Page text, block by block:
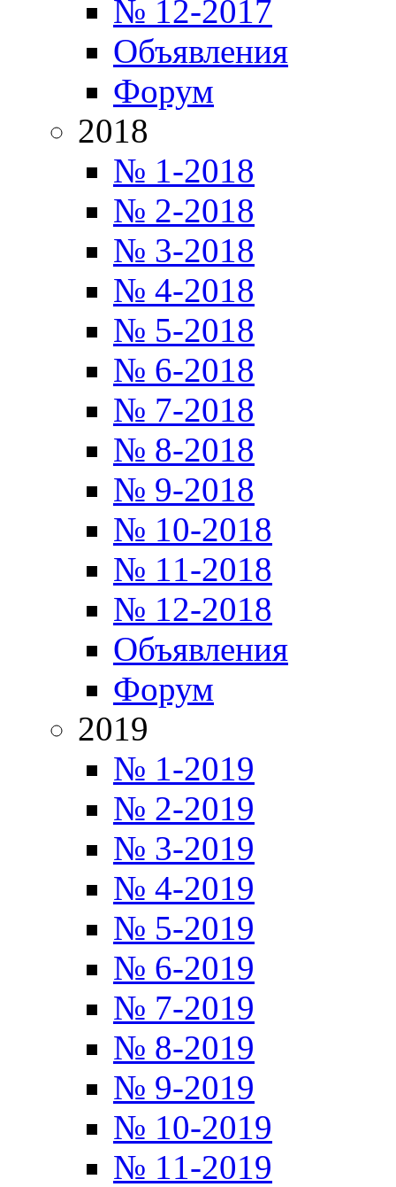
№ 12-2017
Объявления
Форум
2018
№ 1-2018
№ 2-2018
№ 3-2018
№ 4-2018
№ 5-2018
№ 6-2018
№ 7-2018
№ 8-2018
№ 9-2018
№ 10-2018
№ 11-2018
№ 12-2018
Объявления
Форум
2019
№ 1-2019
№ 2-2019
№ 3-2019
№ 4-2019
№ 5-2019
№ 6-2019
№ 7-2019
№ 8-2019
№ 9-2019
№ 10-2019
№ 11-2019